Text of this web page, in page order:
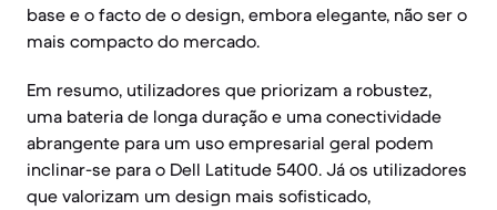
base e o facto de o design, embora elegante, não ser o
mais compacto do mercado.
Em resumo, utilizadores que priorizam a robustez,
uma bateria de longa duração e uma conectividade
abrangente para um uso empresarial geral podem
inclinar-se para o Dell Latitude 5400. Já os utilizadores
que valorizam um design mais sofisticado,